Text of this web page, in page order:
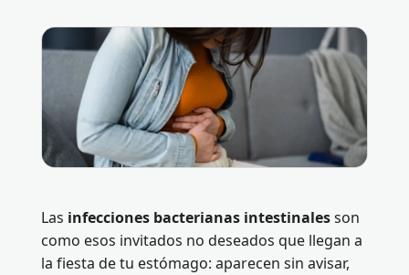
Las infecciones bacterianas intestinalesson
como esos invitados no deseados que llegan a
la fiesta de tu estómago: aparecen sin avisar,